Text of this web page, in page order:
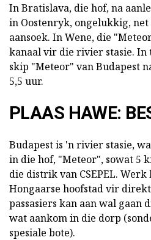
In Bratislava, die hof, na
in Oostenryk, ongelukkig,
aansoek. In Wene, die
kanaal vir die rivier stasie. In
skip "Meteor" van Budapest
5,5 uur.
PLAAS HAWE:
Budapest is 'n rivier stasie,
in die hof, "Meteor", sowat 5
die distrik van CSEPEL. Werk
Hongaarse hoofstad vir
passasiers kan aan wal gaan
wat aankom in die dorp
spesiale bote).